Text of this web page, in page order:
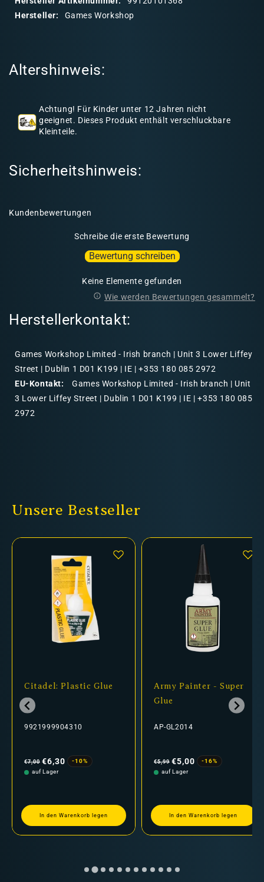
n
Hersteller:
Games Workshop
Altershinweis:
Achtung! Für Kinder unter 12 Jahren nicht
geeignet. Dieses Produkt enthält verschluckbare
Kleinteile.
Sicherheitshinweis:
Kundenbewertungen
Schreibe die erste Bewertung
Bewertung schreiben
Keine Elemente gefunden
Wie werden Bewertungen gesammelt?
Herstellerkontakt:
Games Workshop Limited - Irish branch | Unit 3 Lower Liffey
Street | Dublin 1 D01 K199 | IE | +353 180 085 2972
EU-Kontakt:
Games Workshop Limited - Irish branch | Unit
3 Lower Liffey Street | Dublin 1 D01 K199 | IE | +353 180 085
2972
Unsere Bestseller
Citadel: Plastic Glue
9921999904310
Preis
€7,00 €6,30
-10%
auf Lager
In den Warenkorb legen
Army Painter - Super
Glue
AP-GL2014
Preis
€5,99 €5,00
-16%
auf Lager
In den Warenkorb legen